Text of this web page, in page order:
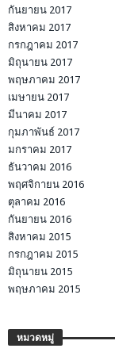
กันยายน 2017
สิงหาคม 2017
กรกฎาคม 2017
มิถุนายน 2017
พฤษภาคม 2017
เมษายน 2017
มีนาคม 2017
กุมภาพันธ์ 2017
มกราคม 2017
ธันวาคม 2016
พฤศจิกายน 2016
ตุลาคม 2016
กันยายน 2016
สิงหาคม 2015
กรกฎาคม 2015
มิถุนายน 2015
พฤษภาคม 2015
หมวดหมู่